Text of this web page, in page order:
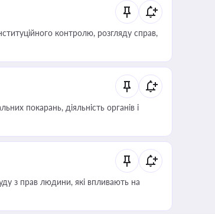
контролю, розгляду справ,
покарань, діяльність органів і
з прав людини, які впливають на